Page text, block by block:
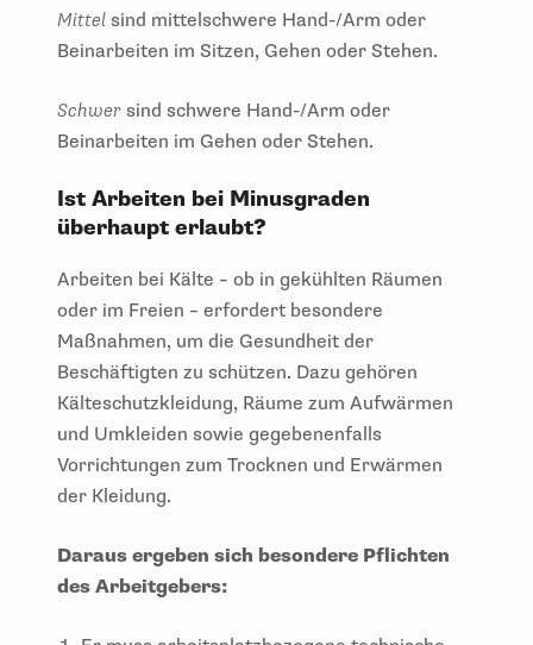
Mittel sind mittelschwere Hand-/Arm oder
Beinarbeiten im Sitzen, Gehen oder Stehen.
Schwer sind schwere Hand-/Arm oder
Beinarbeiten im Gehen oder Stehen.
Ist Arbeiten bei Minusgraden
überhaupt erlaubt?
Arbeiten bei Kälte – ob in gekühlten Räumen
oder im Freien – erfordert besondere
Maßnahmen, um die Gesundheit der
Beschäftigten zu schützen. Dazu gehören
Kälteschutzkleidung, Räume zum Aufwärmen
und Umkleiden sowie gegebenenfalls
Vorrichtungen zum Trocknen und Erwärmen
der Kleidung.
Daraus ergeben sich besondere Pflichten
des Arbeitgebers: